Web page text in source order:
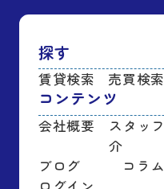
探す
賃貸検索 売買検索
コンテンツ
会社概要
スタッ
介
ブログ
コラム